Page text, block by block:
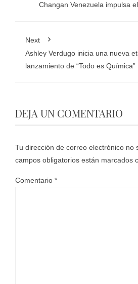
Changan Venezuela impulsa
Next
Ashley Verdugo inicia una nueva
lanzamiento de “Todo es Química”
DEJA UN COMENTARIO
Tu dirección de correo electrónico no
campos obligatorios están marcados
Comentario *